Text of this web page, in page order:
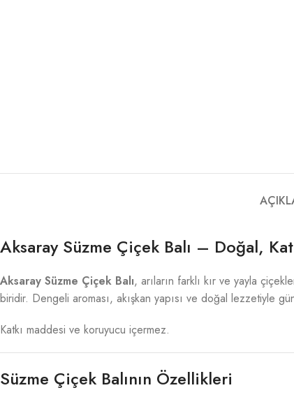
Aksaray Süzme Çiçek Balı – Doğal,
Aksaray Süzme Çiçek Balı, arıların farklı kır ve yayla
biridir. Dengeli aroması, akışkan yapısı ve doğal lezzetiyle
Katkı maddesi ve koruyucu içermez.
Süzme Çiçek Balının Özellikleri